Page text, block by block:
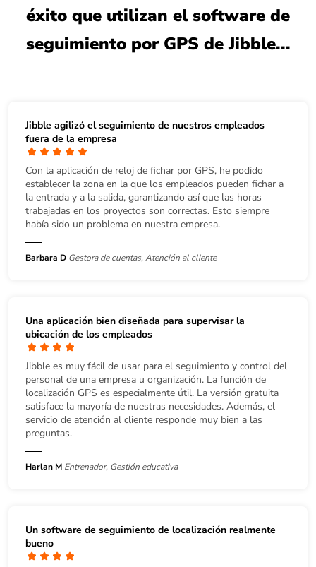
éxito que utilizan el software de
seguimiento por GPS de Jibble...
Jibble agilizó el seguimiento de nuestros empleados
fuera de la empresa
Con la aplicación de reloj de fichar por GPS, he podido
establecer la zona en la que los empleados pueden fichar a
la entrada y a la salida, garantizando así que las horas
trabajadas en los proyectos son correctas. Esto siempre
había sido un problema en nuestra empresa.
Barbara D Gestora de cuentas, Atención al cliente
Una aplicación bien diseñada para supervisar la
ubicación de los empleados
Jibble es muy fácil de usar para el seguimiento y control del
personal de una empresa u organización. La función de
localización GPS es especialmente útil. La versión gratuita
satisface la mayoría de nuestras necesidades. Además, el
servicio de atención al cliente responde muy bien a las
preguntas.
Harlan M Entrenador, Gestión educativa
Un software de seguimiento de localización realmente
bueno